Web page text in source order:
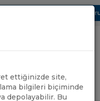
UND, Yunanistan Vize
Derneği
GİRİŞ YAP
ettiğinizde site,
bilgileri biçiminde
depolayabilir. Bu